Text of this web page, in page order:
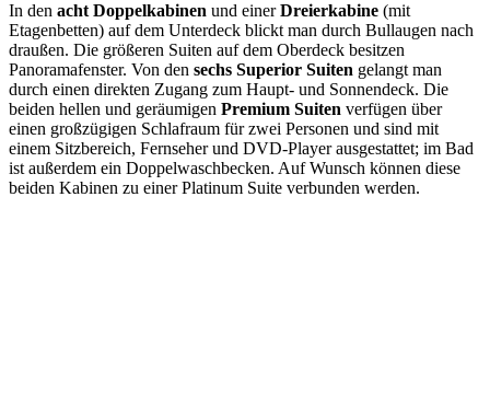
In den acht Doppelkabinen und einerDreierkabine (mit
Etagenbetten) auf dem Unterdeck blickt man durch Bullaugen nach
draußen. Die größeren Suiten auf dem Oberdeck besitzen
Panoramafenster. Von den sechs Superior Suiten gelangt man
durch einen direkten Zugang zum Haupt- und Sonnendeck. Die
beiden hellen und geräumigen Premium Suiten verfügen über
einen großzügigen Schlafraum für zwei Personen und sind mit
einem Sitzbereich, Fernseher und DVD-Player ausgestattet; im Bad
ist außerdem ein Doppelwaschbecken. Auf Wunsch können diese
beiden Kabinen zu einer Platinum Suite verbunden werden.